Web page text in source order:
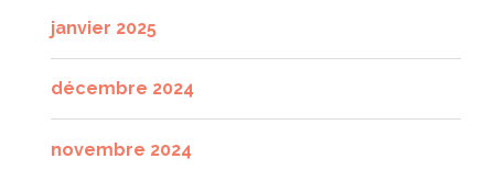
janvier 2025
décembre 2024
novembre 2024